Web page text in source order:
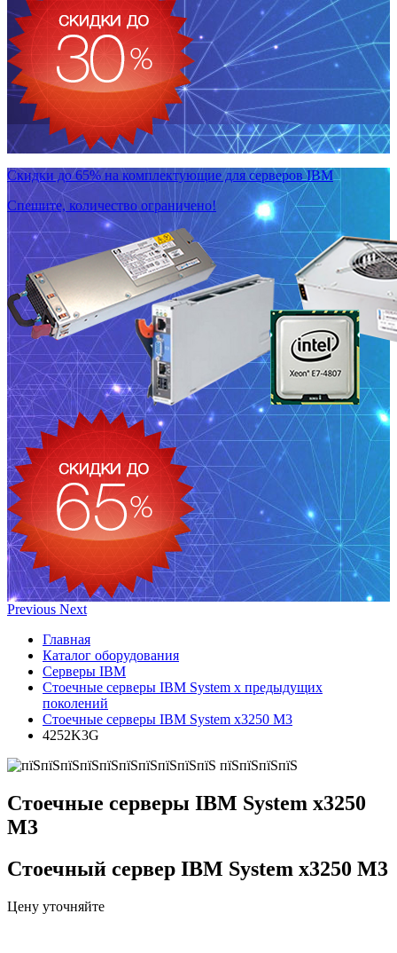
Скидки до 65% на комплектующие для серверов IBM
Спешите, количество ограничено!
Previous Next
Главная
Каталог оборудования
Серверы IBM
Стоечные серверы IBM System x предыдущих
поколений
Стоечные серверы IBM System x3250 M3
4252K3G
Стоечные серверы IBM System x3250
M3
Стоечный сервер IBM System x3250 M3
Цену уточняйте